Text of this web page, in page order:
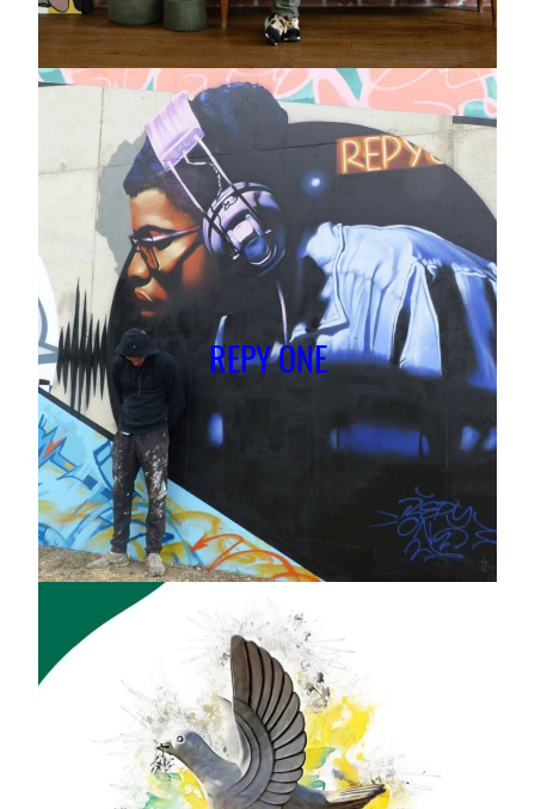
REPY ONE